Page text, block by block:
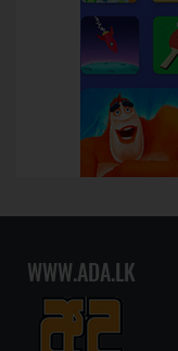
WWW.ADA.LK